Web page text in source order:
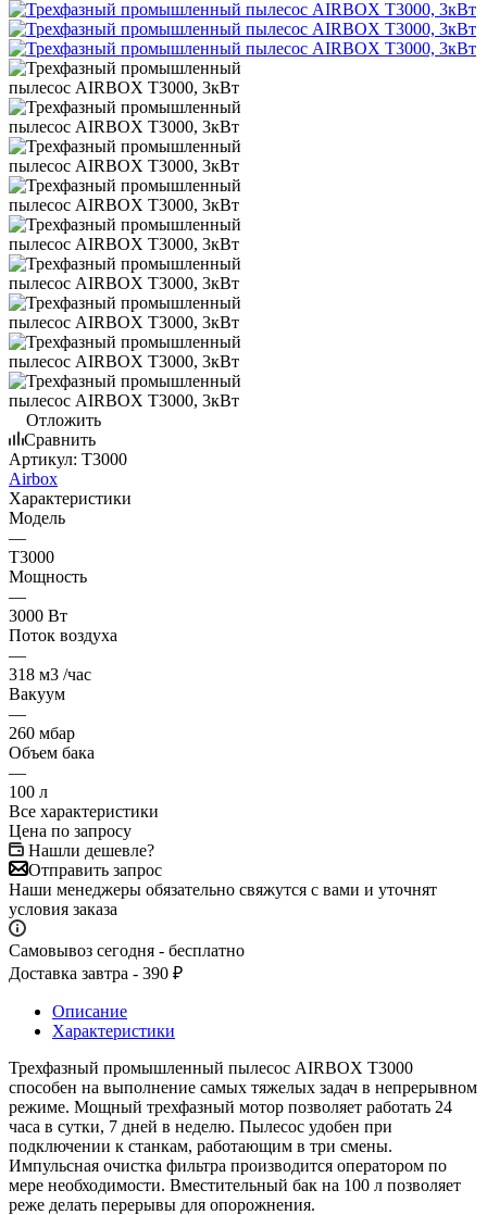
Отложить
Сравнить
Артикул: Т3000
Airbox
Характеристики
Модель
—
Т3000
Мощность
—
3000 Вт
Поток воздуха
—
318 м3 /час
Вакуум
—
260 мбар
Объем бака
—
100 л
Все характеристики
Цена по запросу
Нашли дешевле?
Отправить запрос
Наши менеджеры обязательно свяжутся с вами и уточнят
условия заказа
Самовывоз сегодня - бесплатно
Доставка завтра - 390 ₽
Описание
Характеристики
Трехфазный промышленный пылесос AIRBOX Т3000
способен на выполнение самых тяжелых задач в непрерывном
режиме. Мощный трехфазный мотор позволяет работать 24
часа в сутки, 7 дней в неделю. Пылесос удобен при
подключении к станкам, работающим в три смены.
Импульсная очистка фильтра производится оператором по
мере необходимости. Вместительный бак на 100 л позволяет
реже делать перерывы для опорожнения.